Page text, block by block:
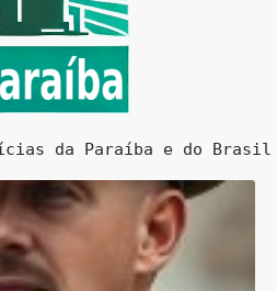
da Paraíba e do